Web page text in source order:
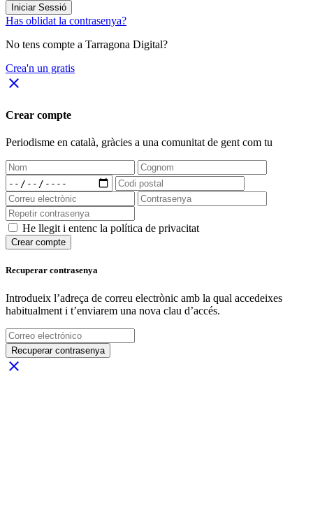
Iniciar Sessió
Has oblidat la contrasenya?
No tens compte a Tarragona Digital?
Crea'n un gratis
close
Crear compte
Periodisme en català, gràcies a una comunitat de gent com tu
He llegit i entenc la política de privacitat
Crear compte
Recuperar contrasenya
Introdueix l’adreça de correu electrònic amb la qual accedeixes
habitualment i t’enviarem una nova clau d’accés.
Recuperar contrasenya
close